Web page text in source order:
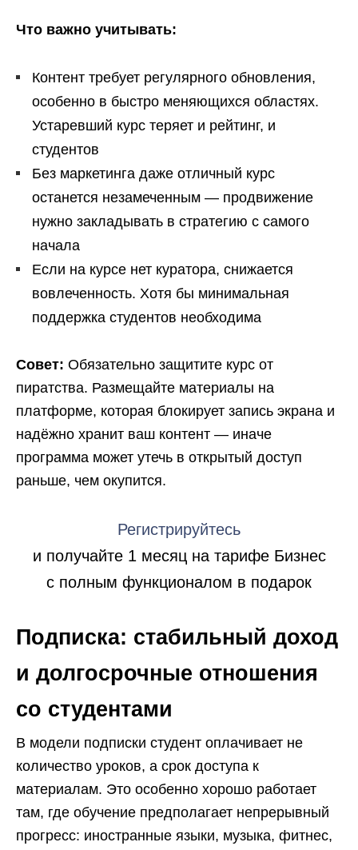
Что важно учитывать:
Контент требует регулярного обновления,
особенно в быстро меняющихся областях.
Устаревший курс теряет и рейтинг, и
студентов
Без маркетинга даже отличный курс
останется незамеченным — продвижение
нужно закладывать в стратегию с самого
начала
Если на курсе нет куратора, снижается
вовлеченность. Хотя бы минимальная
поддержка студентов необходима
Совет: Обязательно защитите курс от
пиратства. Размещайте материалы на
платформе, которая блокирует запись экрана и
надёжно хранит ваш контент — иначе
программа может утечь в открытый доступ
раньше, чем окупится.
Регистрируйтесь
и получайте 1 месяц на тарифе Бизнес
с полным функционалом в подарок
Подписка: стабильный доход
и долгосрочные отношения
со студентами
В модели подписки студент оплачивает не
количество уроков, а срок доступа к
материалам. Это особенно хорошо работает
там, где обучение предполагает непрерывный
прогресс: иностранные языки, музыка, фитнес,